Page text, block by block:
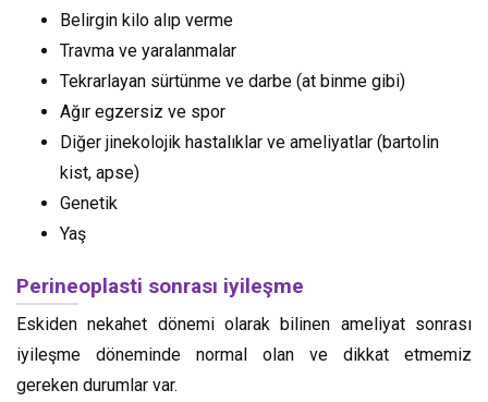
Belirgin kilo alıp verme
Travma ve yaralanmalar
Tekrarlayan sürtünme ve darbe (at binme gibi)
Ağır egzersiz ve spor
Diğer jinekolojik hastalıklar ve ameliyatlar (bartolin
kist, apse)
Genetik
Yaş
Perineoplasti sonrası iyileşme
Eskiden nekahet dönemi olarak bilinen ameliyat sonrası
iyileşme döneminde normal olan ve dikkat etmemiz
gereken durumlar var.